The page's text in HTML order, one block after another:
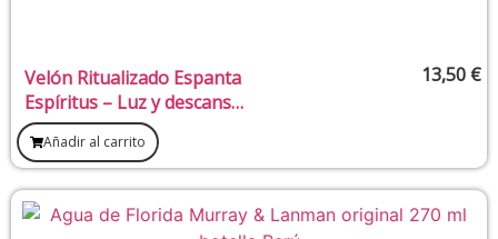
Velón Ritualizado Espanta
Espíritus – Luz y descanso
para liberar presencias
13,50 €
Añadir al carrito